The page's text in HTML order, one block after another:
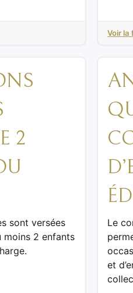
Voir
2
sont versées
moins 2 enfants
Le
et